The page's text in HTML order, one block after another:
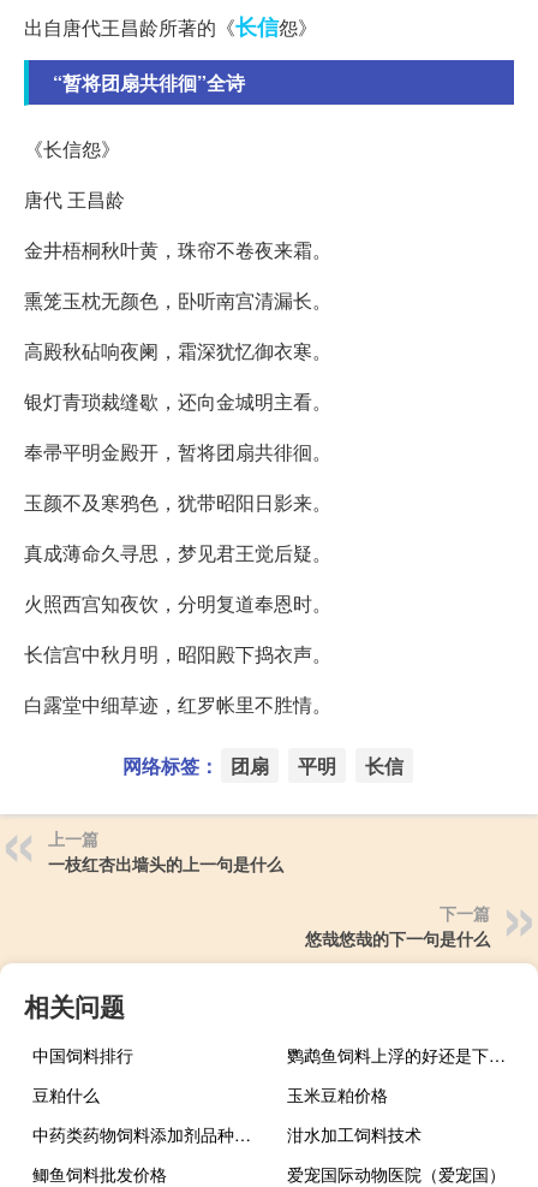
出自唐代王昌龄所著的《长信怨》
“暂将团扇共徘徊”全诗
《长信怨》
唐代 王昌龄
金井梧桐秋叶黄，珠帘不卷夜来霜。
熏笼玉枕无颜色，卧听南宫清漏长。
高殿秋砧响夜阑，霜深犹忆御衣寒。
银灯青琐裁缝歇，还向金城明主看。
奉帚平明金殿开，暂将团扇共徘徊。
玉颜不及寒鸦色，犹带昭阳日影来。
真成薄命久寻思，梦见君王觉后疑。
火照西宫知夜饮，分明复道奉恩时。
长信宫中秋月明，昭阳殿下捣衣声。
白露堂中细草迹，红罗帐里不胜情。
网络标签： 团扇 平明 长信
上一篇
一枝红杏出墙头的上一句是什么
下一篇
悠哉悠哉的下一句是什么
相关问题
中国饲料排行
鹦鹉鱼饲料上浮的好还是下沉的好
豆粕什么
玉米豆粕价格
中药类药物饲料添加剂品种质量标准
泔水加工饲料技术
鲫鱼饲料批发价格
爱宠国际动物医院（爱宠国）